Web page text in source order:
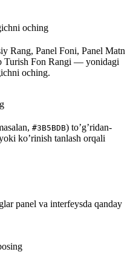
oching
Rang, Panel Foni, Panel Matn
Turish Fon Rangi — yonidagi
oching.
#3B5BDB) to’g’ridan-
ko’rinish tanlash orqali
panel va interfeysda qanday